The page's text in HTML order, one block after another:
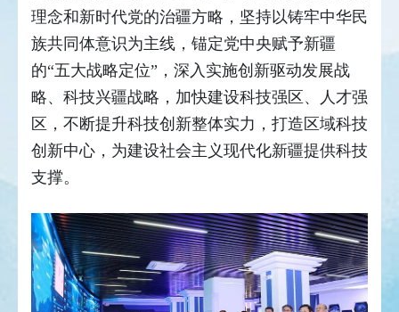
理念和新时代党的治疆方略，坚持以铸牢中华民
族共同体意识为主线，锚定党中央赋予新疆
的“五大战略定位”，深入实施创新驱动发展战
略、科技兴疆战略，加快建设科技强区、人才强
区，不断提升科技创新整体实力，打造区域科技
创新中心，为建设社会主义现代化新疆提供科技
支撑。